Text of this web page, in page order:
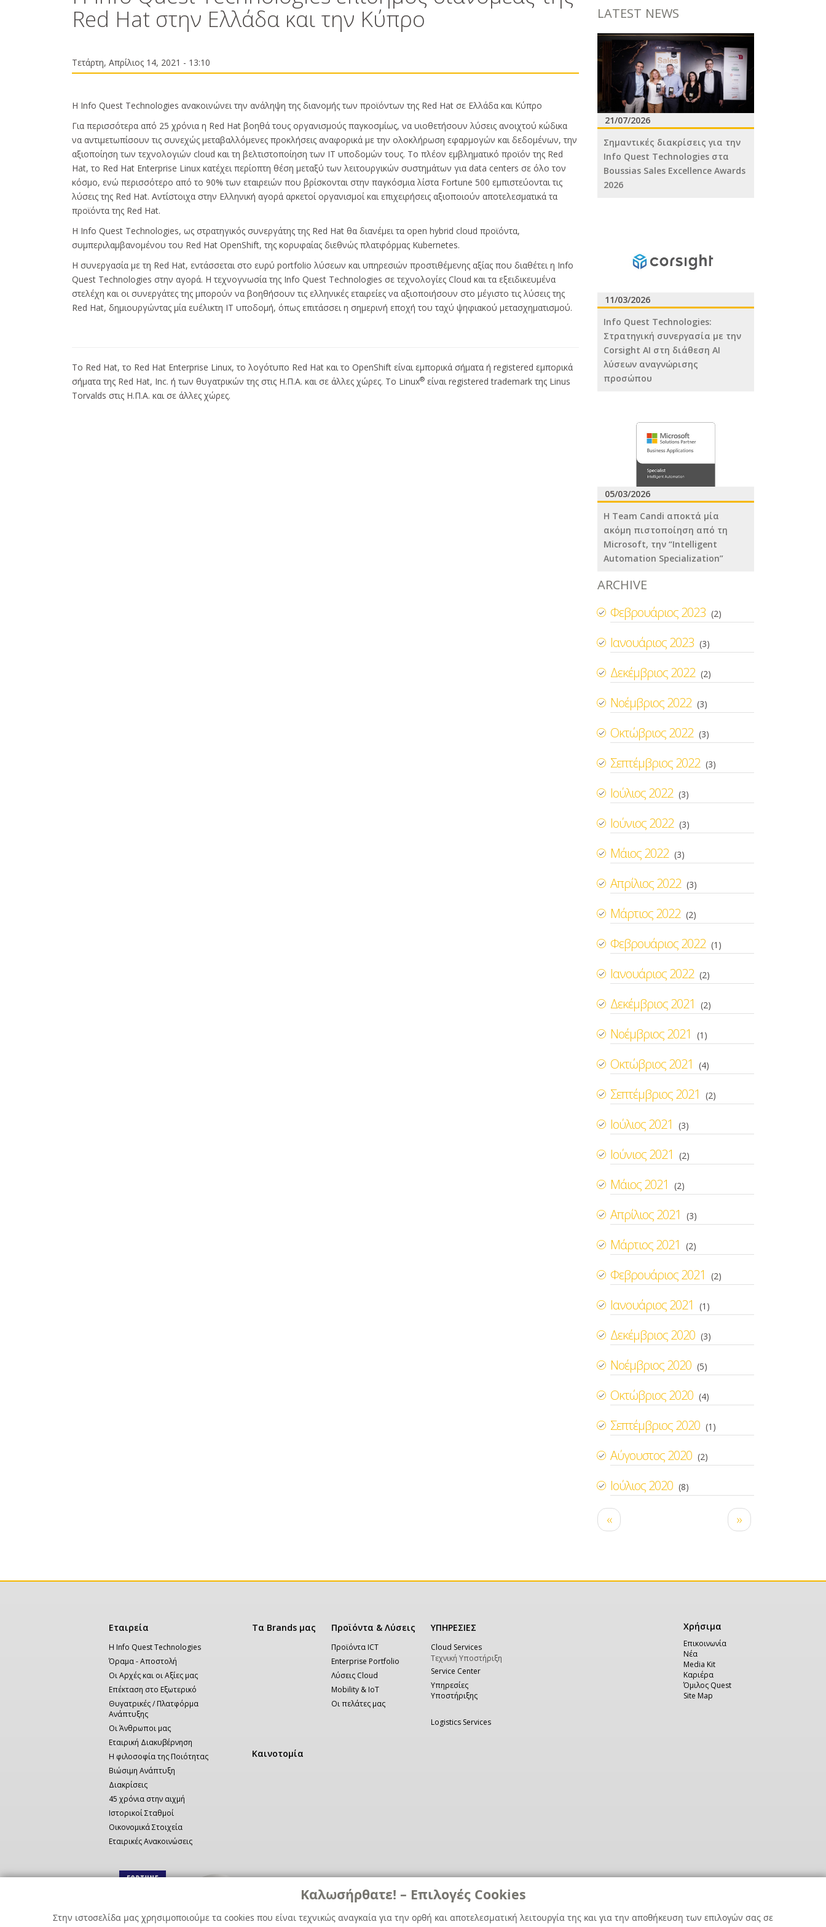
Καλωσήρθατε! – Επιλογές Cookies
Στην ιστοσελίδα μας χρησιμοποιούμε τα cookies που είναι τεχνικώς αναγκαία για την ορθή και αποτελεσματική λειτουργία της και για την αποθήκευση των επιλογών σας σε
LATEST NEWS
21/07/2026
Σημαντικές διακρίσεις για την
Info Quest Technologies στα
Boussias Sales Excellence Awards
2026
11/03/2026
Info Quest Technologies:
Στρατηγική συνεργασία με την
Corsight AI στη διάθεση ΑΙ
λύσεων αναγνώρισης
προσώπου
05/03/2026
H Team Candi αποκτά μία
ακόμη πιστοποίηση από τη
Microsoft, την “Intelligent
Automation Specialization”
ARCHIVE
Φεβρουάριος 2023 (2)
Ιανουάριος 2023 (3)
Δεκέμβριος 2022 (2)
Νοέμβριος 2022 (3)
Οκτώβριος 2022 (3)
Σεπτέμβριος 2022 (3)
Ιούλιος 2022 (3)
Ιούνιος 2022 (3)
Μάιος 2022 (3)
Απρίλιος 2022 (3)
Μάρτιος 2022 (2)
Φεβρουάριος 2022 (1)
Ιανουάριος 2022 (2)
Δεκέμβριος 2021 (2)
Νοέμβριος 2021 (1)
Οκτώβριος 2021 (4)
Σεπτέμβριος 2021 (2)
Ιούλιος 2021 (3)
Ιούνιος 2021 (2)
Μάιος 2021 (2)
Απρίλιος 2021 (3)
Μάρτιος 2021 (2)
Φεβρουάριος 2021 (2)
Ιανουάριος 2021 (1)
Δεκέμβριος 2020 (3)
Νοέμβριος 2020 (5)
Οκτώβριος 2020 (4)
Σεπτέμβριος 2020 (1)
Αύγουστος 2020 (2)
Ιούλιος 2020 (8)
Σελιδοποίηση
Προηγούμενη
σελίδα
‹‹
Next
page
››
Red Hat στην Ελλάδα και την Κύπρο
Τετάρτη, Απρίλιος 14, 2021 - 13:10
Η Info Quest Technologies ανακοινώνει την ανάληψη της διανομής των προϊόντων της Red Hat σε Ελλάδα και Κύπρο
Για περισσότερα από 25 χρόνια η Red Hat βοηθά τους οργανισμούς παγκοσμίως, να υιοθετήσουν λύσεις ανοιχτού κώδικα
να αντιμετωπίσουν τις συνεχώς μεταβαλλόμενες προκλήσεις αναφορικά με την ολοκλήρωση εφαρμογών και δεδομένων, την
αξιοποίηση των τεχνολογιών cloud και τη βελτιστοποίηση των IT υποδομών τους. Το πλέον εμβληματικό προϊόν της Red
Hat, το Red Hat Enterprise Linux κατέχει περίοπτη θέση μεταξύ των λειτουργικών συστημάτων για data centers σε όλο τον
κόσμο, ενώ περισσότερο από το 90% των εταιρειών που βρίσκονται στην παγκόσμια λίστα Fortune 500 εμπιστεύονται τις
λύσεις της Red Hat. Αντίστοιχα στην Ελληνική αγορά αρκετοί οργανισμοί και επιχειρήσεις αξιοποιούν αποτελεσματικά τα
προϊόντα της Red Hat.
Η Info Quest Technologies, ως στρατηγικός συνεργάτης της Red Hat θα διανέμει τα open hybrid cloud προϊόντα,
συμπεριλαμβανομένου του Red Hat OpenShift, της κορυφαίας διεθνώς πλατφόρμας Kubernetes.
Η συνεργασία με τη Red Hat, εντάσσεται στο ευρύ portfolio λύσεων και υπηρεσιών προστιθέμενης αξίας που διαθέτει η Info
Quest Technologies στην αγορά. Η τεχνογνωσία της Info Quest Technologies σε τεχνολογίες Cloud και τα εξειδικευμένα
στελέχη και οι συνεργάτες της μπορούν να βοηθήσουν τις ελληνικές εταιρείες να αξιοποιήσουν στο μέγιστο τις λύσεις της
Red Hat, δημιουργώντας μία ευέλικτη IT υποδομή, όπως επιτάσσει η σημερινή εποχή του ταχύ ψηφιακού μετασχηματισμού.
Το Red Hat, το Red Hat Enterprise Linux, το λογότυπο Red Hat και το OpenShift είναι εμπορικά σήματα ή registered εμπορικά
σήματα της Red Hat, Inc. ή των θυγατρικών της στις Η.Π.Α. και σε άλλες χώρες. Το Linux® είναι registered trademark της Linus
Torvalds στις Η.Π.Α. και σε άλλες χώρες.
Κεντρική
πλοήγηση
Εταιρεία
Η Info Quest Technologies
Όραμα - Αποστολή
Οι Αρχές και οι Αξίες μας
Επέκταση στο Εξωτερικό
Θυγατρικές / Πλατφόρμα
Ανάπτυξης
Οι Άνθρωποι μας
Εταιρική Διακυβέρνηση
Η φιλοσοφία της Ποιότητας
Βιώσιμη Ανάπτυξη
Διακρίσεις
45 χρόνια στην αιχμή
Ιστορικοί Σταθμοί
Οικονομικά Στοιχεία
Εταιρικές Ανακοινώσεις
Τα Brands μας Προϊόντα & Λύσεις
Προϊόντα ICT
Enterprise Portfolio
Λύσεις Cloud
Mobility & IoT
Οι πελάτες μας
ΥΠΗΡΕΣΙΕΣ
Cloud Services
Τεχνική Υποστήριξη
Service Center
Υπηρεσίες
Υποστήριξης
Logistics Services
Καινοτομία
Χρήσιμα
Χρήσιμα
Επικοινωνία
Νέα
Media Kit
Καριέρα
Όμιλος Quest
Site Map